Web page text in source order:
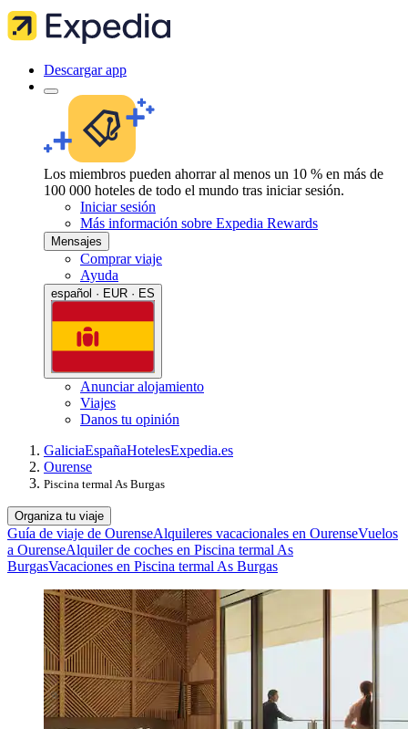
Descargar app
Los miembros pueden ahorrar al menos un 10 % en más de
100 000 hoteles de todo el mundo tras iniciar sesión.
Iniciar sesión
Más información sobre Expedia Rewards
Mensajes
Comprar viaje
Ayuda
español · EUR · ES
Anunciar alojamiento
Viajes
Danos tu opinión
GaliciaEspañaHotelesExpedia.es
Ourense
Piscina termal As Burgas
Organiza tu viaje
Guía de viaje de OurenseAlquileres vacacionales en OurenseVuelos
a OurenseAlquiler de coches en Piscina termal As
BurgasVacaciones en Piscina termal As Burgas